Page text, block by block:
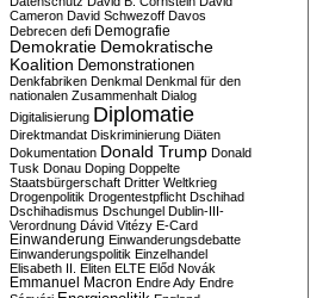
Cameron David Schwezoff Davos
Debrecen defi Demografie
Demokratie Demokratische
Koalition Demonstrationen
Denkfabriken Denkmal Denkmal für den
nationalen Zusammenhalt Dialog
Digitalisierung Diplomatie
Direktmandat Diskriminierung Diäten
Dokumentation Donald Trump Donald
Tusk Donau Doping Doppelte
Staatsbürgerschaft Dritter Weltkrieg
Drogenpolitik Drogentestpflicht Dschihad
Dschihadismus Dschungel Dublin-III-
Verordnung Dávid Vitézy E-Card
Einwanderung Einwanderungsdebatte
Einwanderungspolitik Einzelhandel
Elisabeth II. Eliten ELTE Előd Novák
Emmanuel Macron Endre Ady Endre